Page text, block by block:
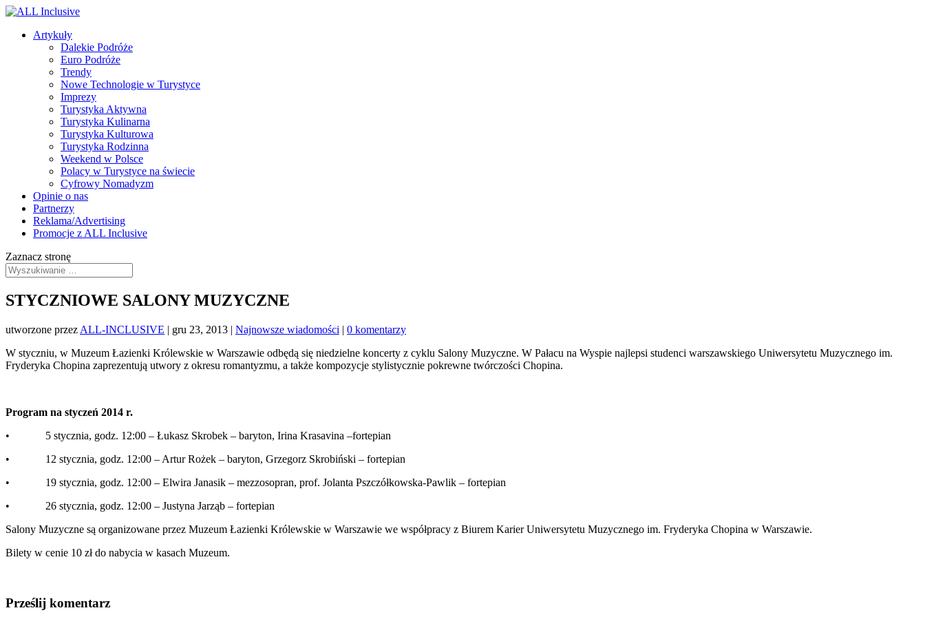
Artykuły
Dalekie Podróże
Euro Podróże
Trendy
Nowe Technologie w Turystyce
Imprezy
Turystyka Aktywna
Turystyka Kulinarna
Turystyka Kulturowa
Turystyka Rodzinna
Weekend w Polsce
Polacy w Turystyce na świecie
Cyfrowy Nomadyzm
Opinie o nas
Partnerzy
Reklama/Advertising
Promocje z ALL Inclusive
Zaznacz stronę
STYCZNIOWE SALONY MUZYCZNE
utworzone przez ALL-INCLUSIVE | gru 23, 2013 | Najnowsze wiadomości | 0 komentarzy
W styczniu, w Muzeum Łazienki Królewskie w Warszawie odbędą się niedzielne koncerty z cyklu Salony Muzyczne. W Pałacu na Wyspie najlepsi studenci warszawskiego Uniwersytetu Muzycznego im.
Fryderyka Chopina zaprezentują utwory z okresu romantyzmu, a także kompozycje stylistycznie pokrewne twórczości Chopina.
Program na styczeń 2014 r.
• 5 stycznia, godz. 12:00 – Łukasz Skrobek – baryton, Irina Krasavina –fortepian
• 12 stycznia, godz. 12:00 – Artur Rożek – baryton, Grzegorz Skrobiński – fortepian
• 19 stycznia, godz. 12:00 – Elwira Janasik – mezzosopran, prof. Jolanta Pszczółkowska-Pawlik – fortepian
• 26 stycznia, godz. 12:00 – Justyna Jarząb – fortepian
Salony Muzyczne są organizowane przez Muzeum Łazienki Królewskie w Warszawie we współpracy z Biurem Karier Uniwersytetu Muzycznego im. Fryderyka Chopina w Warszawie.
Bilety w cenie 10 zł do nabycia w kasach Muzeum.
Prześlij komentarz